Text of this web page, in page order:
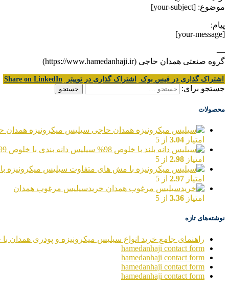
موضوع: [your-subject]
پیام:
[your-message]
—
گروه صنعتی همدان حاجی (https://www.hamedanhaji.ir)
اشتراک گذاری در فیس بوک اشتراک گذاری در توییتر Share on LinkedIn
جستجو برای:
محصولات
سیلیس میکرونیزه همدان
امتیاز 3.04 از 5
سیلیس دانه بندی با خلوص 99%
امتیاز 2.98 از 5
سیلیس میکرونیزه
امتیاز 2.97 از 5
خریدسیلیس مرغوب همدان
امتیاز 3.36 از 5
نوشته‌های تازه
راهنمای جامع خرید انواع سیلیس میکرونیزه و پودری همدان با
hamedanhaji contact form
hamedanhaji contact form
hamedanhaji contact form
hamedanhaji contact form